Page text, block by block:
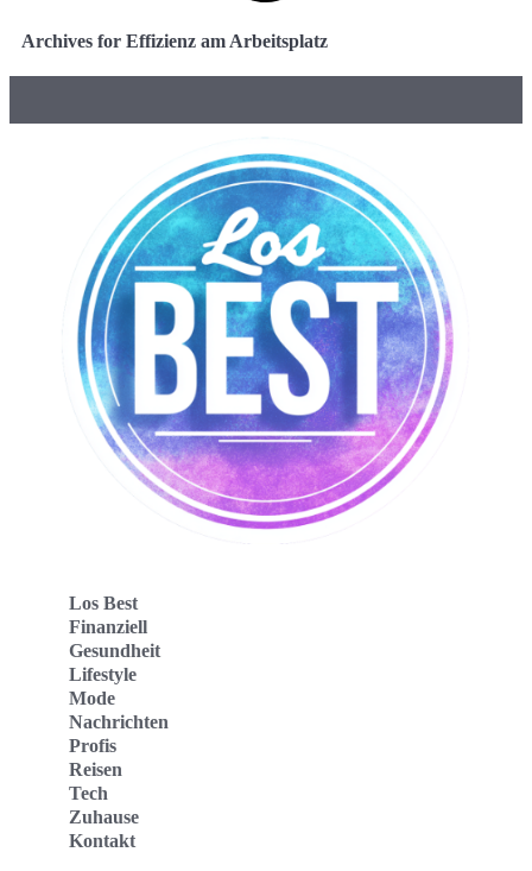
Archives for Effizienz am Arbeitsplatz
Los Best
Finanziell
Gesundheit
Lifestyle
Mode
Nachrichten
Profis
Reisen
Tech
Zuhause
Kontakt